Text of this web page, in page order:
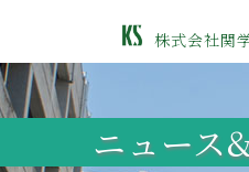
株式会社関
ニュース